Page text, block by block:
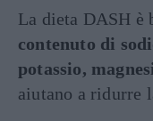
La dieta DASH è
contenuto di
potassio,
aiutano a ridurre